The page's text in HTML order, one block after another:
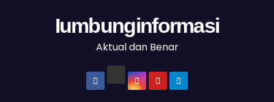
Iumbunginformasi
Aktual dan Benar